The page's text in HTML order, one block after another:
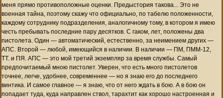
меня прямо противоположные оценки. Предыстория такова... Это не
военная тайна, поэтому скажу что официально, по табелю положенности,
каждому сотруднику подразделения, аналогичному тому, в котором я имею
честь пребывать последние пару десятков. С гаком, лет, положены два
пистолета. Один — автоматический, естественно, за неимением других —
АПС. Второй — любой, имеющийся в наличии. В наличии — ПМ, ПММ-12,
ТТ. и ПЯ. АПС — это мой третий экземпляр за время службы. Самый
предпочитаемый мною пистолет. Уверен, что есть много пистолетов
точнее, легче, удобнее, современнее — но я знаю его до последнего
винтика. И самое главное — я знаю, что от него ждать в бою. А в бою он
попадает туда, куда направлен ствол, тарахтит как хорошо настроенная и